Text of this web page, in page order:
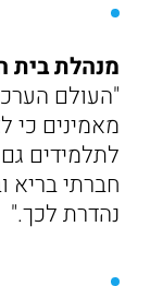
מנהלת בית
"העולם
מאמינים כי
לתלמידים
חברתי בריא
נהדרת לכך."